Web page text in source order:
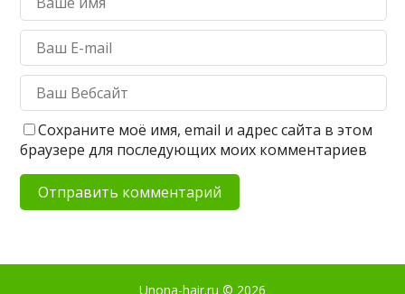
Сохраните моё имя, email и адрес сайта в этом
браузере для последующих моих комментариев
Unona-hair.ru © 2026